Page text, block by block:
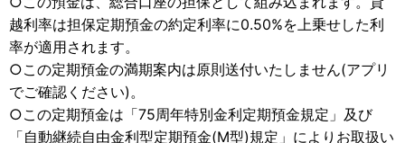
越利率は担保定期預金の約定利率に0.50%を上乗せした利
率が適用されます。
○この定期預金の満期案内は原則送付いたしません(アプリ
でご確認ください)。
○この定期預金は「75周年特別金利定期預金規定」及び
「自動継続自由金利型定期預金(M型)規定」によりお取扱い